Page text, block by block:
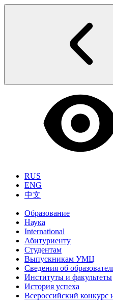
RUS
ENG
中文
Образование
Наука
International
Абитуриенту
Студентам
Выпускникам УМЦ
Сведения об
Институты и факультеты
История успеха
Всероссийский